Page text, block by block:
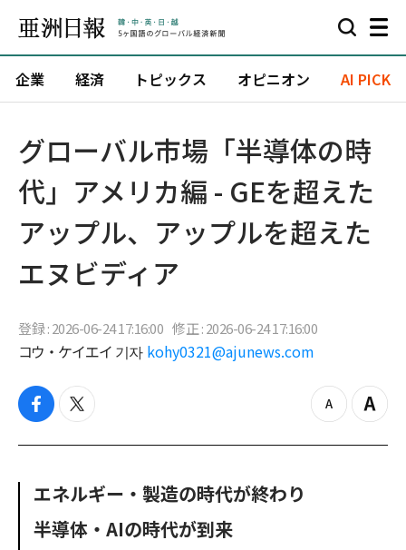
企業 経済 トピックス オピニオン AI PICK
グローバル市場「半導体の時
代」アメリカ編 - GEを超えた
アップル、アップルを超えた
エヌビディア
登録 : 2026-06-24 17:16:00 修正 : 2026-06-24 17:16:00
コウ・ケイエイ 기자 kohy0321@ajunews.com
f
c
o
k
t
i
e
z
o
Z
o
エネルギー・製造の時代が終わり
半導体・AIの時代が到来